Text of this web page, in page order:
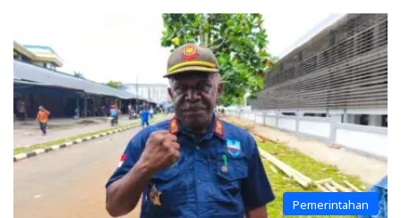
Pemerintahan